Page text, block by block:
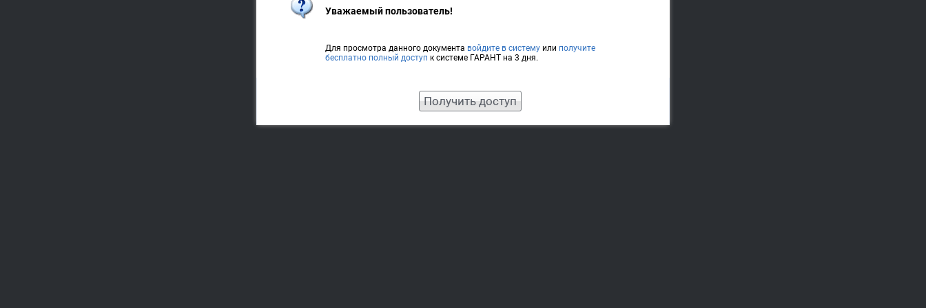
Уважаемый пользователь!
Для просмотра данного документа войдите в систему или получите
бесплатно полный доступ к системе ГАРАНТ на 3 дня.
Получить доступ